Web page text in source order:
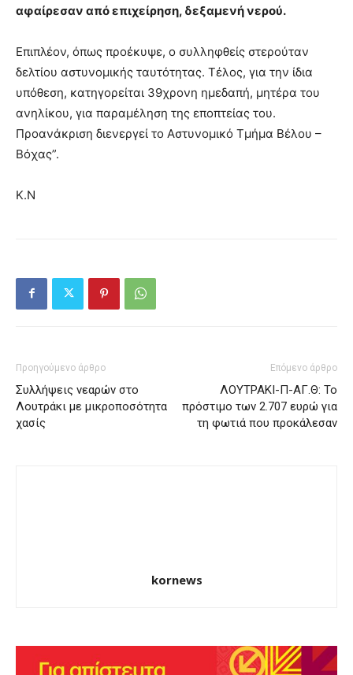
αφαίρεσαν από επιχείρηση, δεξαμενή νερού.
Επιπλέον, όπως προέκυψε, ο συλληφθείς στερούταν
δελτίου αστυνομικής ταυτότητας. Τέλος, για την ίδια
υπόθεση, κατηγορείται 39χρονη ημεδαπή, μητέρα του
ανηλίκου, για παραμέληση της εποπτείας του.
Προανάκριση διενεργεί το Αστυνομικό Τμήμα Βέλου –
Βόχας”.
Κ.Ν
Προηγούμενο άρθρο
Συλλήψεις νεαρών στο
Λουτράκι με μικροποσότητα
χασίς
Επόμενο άρθρο
ΛΟΥΤΡΑΚΙ-Π-ΑΓ.Θ: Το
πρόστιμο των 2.707 ευρώ για
τη φωτιά που προκάλεσαν
kornews